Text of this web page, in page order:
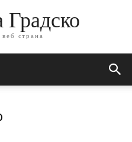
страна